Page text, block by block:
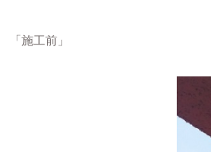
「施工前」